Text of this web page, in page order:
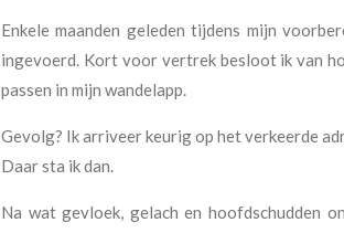
Enkele maanden geleden tijdens mijn
ingevoerd. Kort voor vertrek besloot ik van
passen in mijn wandelapp.
Gevolg? Ik arriveer keurig op het verkeerde
Daar sta ik dan.
Na wat gevloek, gelach en hoofdschudden